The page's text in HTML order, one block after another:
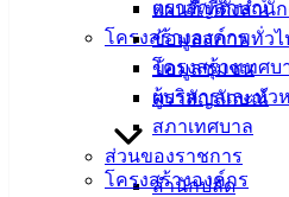
ตราสัญลักษณ์
โครงสร้างองค์กร
โครงสร้างเทศบ
ผู้บริหารและหัว
สภาเทศบาล
ส่วนของราชการ
สำนักปลัด
แผนที่/ที่ตั้งสำนัก
ข้อมูลสภาพทั่วไ
ข้อมูลชุมชน
ตราสัญลักษณ์
โครงสร้างองค์กร